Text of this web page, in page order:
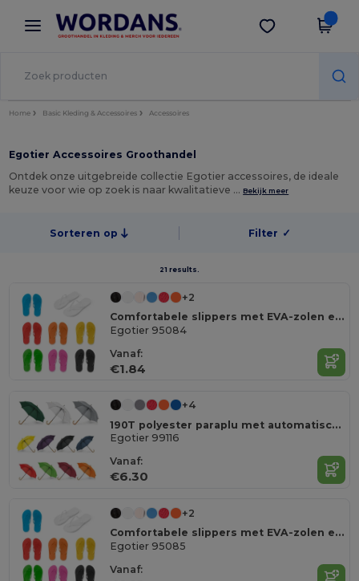
× Wordans-app
Betere prijzen in de app!
Download app
Home Basic Kleding & Accessoires Accessoires
Egotier Accessoires Groothandel
Ontdek onze uitgebreide collectie Egotier accessoires, de ideale
keuze voor wie op zoek is naar kwalitatieve … Bekijk meer
Sorteren op Filter ✓
21 results.
+2
Comfortabele slippers met EVA-zolen en PVC-bandjes
Egotier 95084
Vanaf:
€1.84
+4
190T polyester paraplu met automatische opening
Egotier 99116
Vanaf:
€6.30
+2
Comfortabele slippers met EVA-zolen en PVC-bandjes
Egotier 95085
Vanaf: